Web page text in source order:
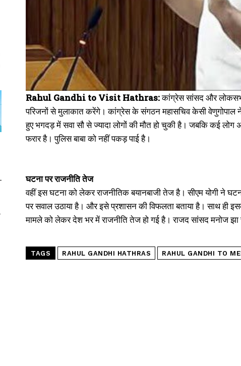
Rahul Gandhi to Visit Hathras:कांग्रेस सांसद और लोकसभा
परिजनों से मुलाकात करेंगे। कांग्रेस के संगठन महासचिव केसी वेणुगोपाल
हुए भगदड़ में सवा सौ से ज्यादा लोगों की मौत हो चुकी है। जबकि कई
फरार है। पुलिस बाबा को नहीं पकड़ पाई है।
घटना पर राजनीति तेज
वहीं इस घटना को लेकर राजनीतिक बयानबाजी तेज है। सीएम योगी ने
पर सवाल उठाया है। और इसे प्रशासन की विफलता बताया है। साथ ही
मामले को लेकर देश भर में राजनीति तेज हो गई है। राजद सांसद मनोज
TAGS RAHUL GANDHI HATHRAS RAHUL GANDHI TO